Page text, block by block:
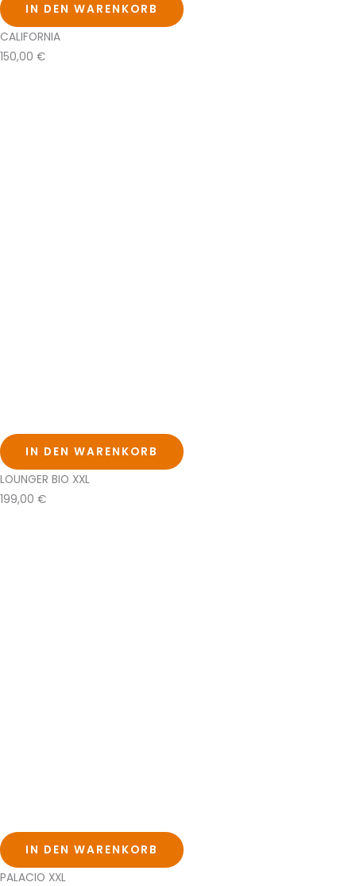
IN DEN WARENKORB
CALIFORNIA
150,00 €
IN DEN WARENKORB
LOUNGER BIO XXL
199,00 €
IN DEN WARENKORB
PALACIO XXL